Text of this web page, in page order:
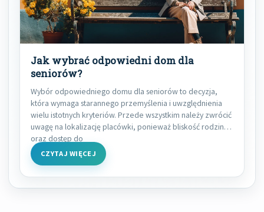
Jak wybrać odpowiedni dom dla
seniorów?
Wybór odpowiedniego domu dla seniorów to decyzja,
która wymaga starannego przemyślenia i uwzględnienia
wielu istotnych kryteriów. Przede wszystkim należy zwrócić
uwagę na lokalizację placówki, ponieważ bliskość rodziny
oraz dostęp do
CZYTAJ WIĘCEJ